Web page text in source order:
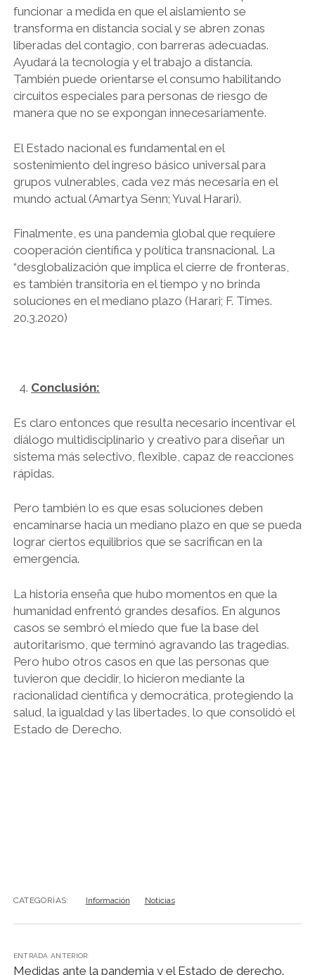
funcionar a medida en que el aislamiento se
transforma en distancia social y se abren zonas
liberadas del contagio, con barreras adecuadas.
Ayudará la tecnología y el trabajo a distancia.
También puede orientarse el consumo habilitando
circuitos especiales para personas de riesgo de
manera que no se expongan innecesariamente.
El Estado nacional es fundamental en el
sostenimiento del ingreso básico universal para
grupos vulnerables, cada vez más necesaria en el
mundo actual (Amartya Senn; Yuval Harari).
Finalmente, es una pandemia global que requiere
cooperación científica y política transnacional. La
“desglobalización que implica el cierre de fronteras,
es también transitoria en el tiempo y no brinda
soluciones en el mediano plazo (Harari; F. Times.
20.3.2020)
Conclusión:
Es claro entonces que resulta necesario incentivar el
diálogo multidisciplinario y creativo para diseñar un
sistema más selectivo, flexible, capaz de reacciones
rápidas.
Pero también lo es que esas soluciones deben
encaminarse hacia un mediano plazo en que se pueda
lograr ciertos equilibrios que se sacrifican en la
emergencia.
La historia enseña que hubo momentos en que la
humanidad enfrentó grandes desafíos. En algunos
casos se sembró el miedo que fue la base del
autoritarismo, que terminó agravando las tragedias.
Pero hubo otros casos en que las personas que
tuvieron que decidir, lo hicieron mediante la
racionalidad científica y democrática, protegiendo la
salud, la igualdad y las libertades, lo que consolidó el
Estado de Derecho.
CATEGORÍAS: Información Noticias
ENTRADA ANTERIOR:
Medidas ante la pandemia y el Estado de derecho.